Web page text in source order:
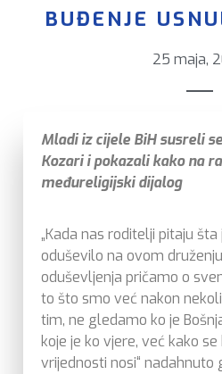
BUĐENJE
25 maja,
Mladi iz cijele BiH susreli
Kozari i pokazali kako na
međureligijski dijalog
„Kada nas roditelji pitaju
oduševilo na ovom
oduševljenja pričamo o
to što smo već nakon
tim, ne gledamo ko je
koje je ko vjere, već kako
vrijednosti nosi“ nadahnuto